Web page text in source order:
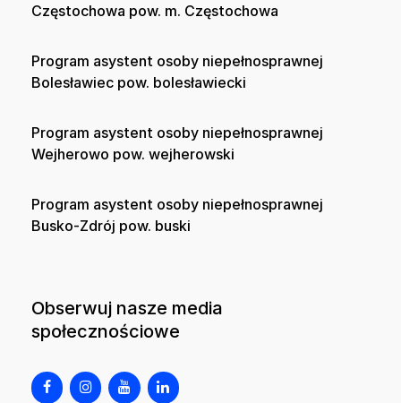
Częstochowa pow. m. Częstochowa
Program asystent osoby niepełnosprawnej
Bolesławiec pow. bolesławiecki
Program asystent osoby niepełnosprawnej
Wejherowo pow. wejherowski
Program asystent osoby niepełnosprawnej
Busko-Zdrój pow. buski
Obserwuj nasze media
społecznościowe